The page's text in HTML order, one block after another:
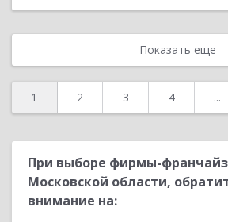
Показать еще
1 2 3 4 ...
При выборе фирмы-
Московской области,
внимание на: